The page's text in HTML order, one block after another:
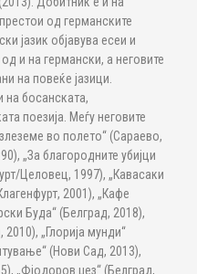
од германските
јазик објавува есеи и
и на германски, а неговите
на повеќе јазици.
на босанската,
поезија. Меѓу неговите
во полето“ (Сараево,
„За благородните убијци
Целовец, 1997), „Кавасаки
2001), „Кафе
Буда“ (Белград, 2018),
„Глорија мунди“
(Нови Сад, 2013),
„Фјодоров џез“ (Белград,